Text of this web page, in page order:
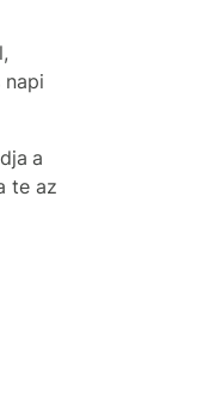
napi
a
te az